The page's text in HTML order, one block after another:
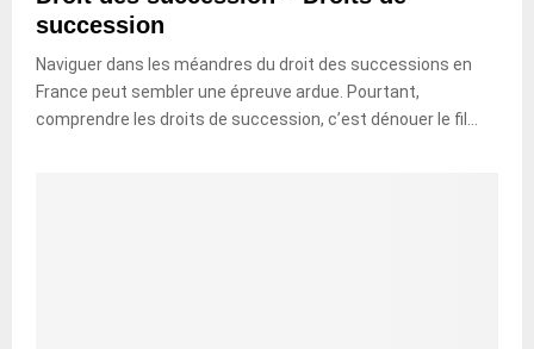
succession
Naviguer dans les méandres du droit des successions en
France peut sembler une épreuve ardue. Pourtant,
comprendre les droits de succession, c’est dénouer le fil...